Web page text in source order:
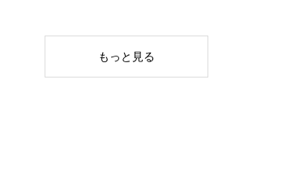
もっと見る